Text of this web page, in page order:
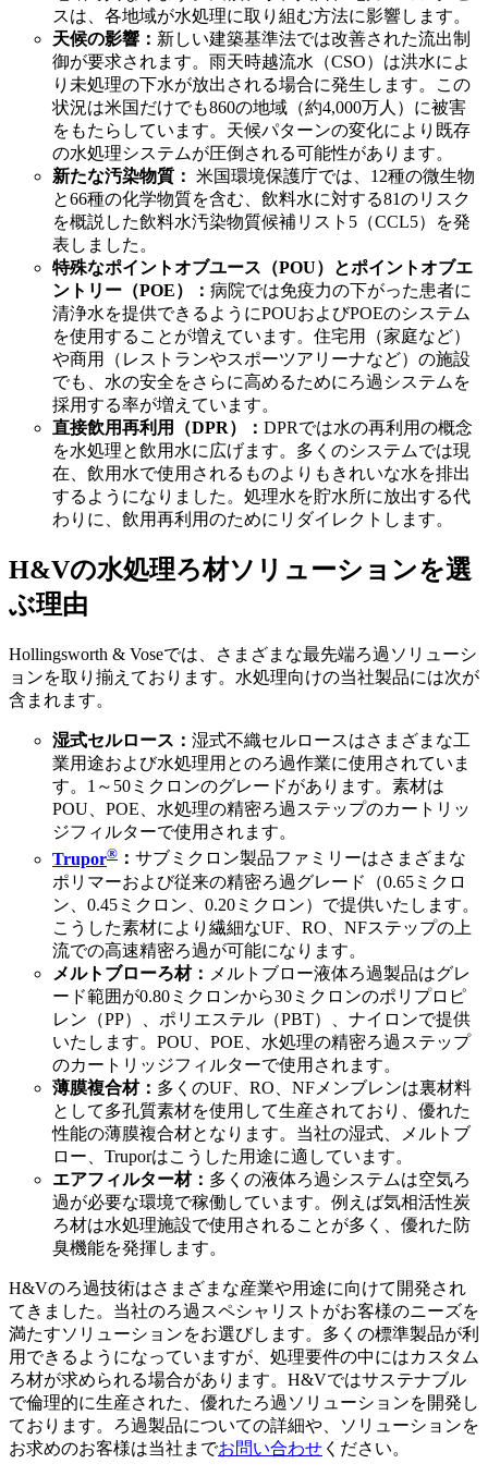
スは、各地域が水処理に取り組む方法に影響します。
天候の影響： 新しい建築基準法では改善された流出制
御が要求されます。雨天時越流水（CSO）は洪水によ
り未処理の下水が放出される場合に発生します。この
状況は米国だけでも860の地域（約4,000万人）に被害
をもたらしています。天候パターンの変化により既存
の水処理システムが圧倒される可能性があります。
新たな汚染物質： 米国環境保護庁では、12種の微生物
と66種の化学物質を含む、飲料水に対する81のリスク
を概説した飲料水汚染物質候補リスト5（CCL5）を発
表しました。
特殊なポイントオブユース（POU）とポイントオブエ
ントリー（POE）： 病院では免疫力の下がった患者に
清浄水を提供できるようにPOUおよびPOEのシステム
を使用することが増えています。住宅用（家庭など）
や商用（レストランやスポーツアリーナなど）の施設
でも、水の安全をさらに高めるためにろ過システムを
採用する率が増えています。
直接飲用再利用（DPR）： DPRでは水の再利用の概念
を水処理と飲用水に広げます。多くのシステムでは現
在、飲用水で使用されるものよりもきれいな水を排出
するようになりました。処理水を貯水所に放出する代
わりに、飲用再利用のためにリダイレクトします。
H&Vの水処理ろ材ソリューションを選
ぶ理由
Hollingsworth & Voseでは、さまざまな最先端ろ過ソリューシ
ョンを取り揃えております。水処理向けの当社製品には次が
含まれます。
湿式セルロース： 湿式不織セルロースはさまざまな工
業用途および水処理用とのろ過作業に使用されていま
す。1～50ミクロンのグレードがあります。素材は
POU、POE、水処理の精密ろ過ステップのカートリッ
ジフィルターで使用されます。
Trupor® ： サブミクロン製品ファミリーはさまざまな
ポリマーおよび従来の精密ろ過グレード（0.65ミクロ
ン、0.45ミクロン、0.20ミクロン）で提供いたします。
こうした素材により繊細なUF、RO、NFステップの上
流での高速精密ろ過が可能になります。
メルトブローろ材： メルトブロー液体ろ過製品はグレ
ード範囲が0.80ミクロンから30ミクロンのポリプロピ
レン（PP）、ポリエステル（PBT）、ナイロンで提供
いたします。POU、POE、水処理の精密ろ過ステップ
のカートリッジフィルターで使用されます。
薄膜複合材： 多くのUF、RO、NFメンブレンは裏材料
として多孔質素材を使用して生産されており、優れた
性能の薄膜複合材となります。当社の湿式、メルトブ
ロー、Truporはこうした用途に適しています。
エアフィルター材： 多くの液体ろ過システムは空気ろ
過が必要な環境で稼働しています。例えば気相活性炭
ろ材は水処理施設で使用されることが多く、優れた防
臭機能を発揮します。
H&Vのろ過技術はさまざまな産業や用途に向けて開発され
てきました。当社のろ過スペシャリストがお客様のニーズを
満たすソリューションをお選びします。多くの標準製品が利
用できるようになっていますが、処理要件の中にはカスタム
ろ材が求められる場合があります。H&Vではサステナブル
で倫理的に生産された、優れたろ過ソリューションを開発し
ております。ろ過製品についての詳細や、ソリューションを
お求めのお客様は当社までお問い合わせ ください。